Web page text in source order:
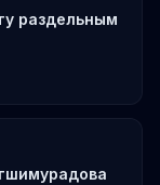
раздельным